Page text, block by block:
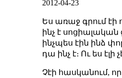
2012-04-23
Ես առաջ գրում էի
ինչ է սոցիալական
ինչպես էին ինձ
դա ինչ է։ Ու ես էլի
Չէի հասկանում,